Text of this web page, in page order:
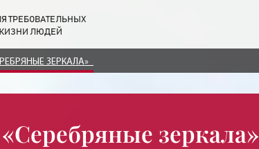
ТРЕБОВАТЕЛЬНЫХ
ЛЮДЕЙ
ЗЕРКАЛА»
зеркала»